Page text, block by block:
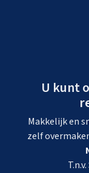
U kunt
Makkelijk en
zelf